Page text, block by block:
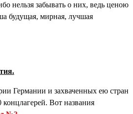
нельзя забывать о них, ведь ценою
будущая, мирная, лучшая
Германии и захваченных ею стран
концлагерей. Вот названия